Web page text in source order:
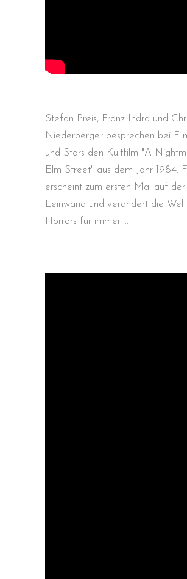
Stefan Preis, Franz Indra und
Niederberger besprechen bei
und Stars den Kultfilm "A
Elm Street" aus dem Jahr 1984.
erscheint zum ersten Mal auf der
Leinwand und verändert die
Horrors für immer.